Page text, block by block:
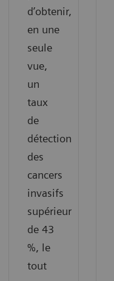
d’obtenir,
en une
seule
vue,
un
taux
de
détection
des
cancers
invasifs
supérieur
de 43
%, le
tout